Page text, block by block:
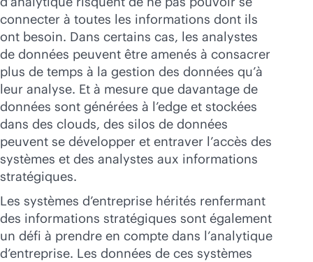
connecter à toutes les informations dont ils
ont besoin. Dans certains cas, les analystes
de données peuvent être amenés à consacrer
plus de temps à la gestion des données qu’à
leur analyse. Et à mesure que davantage de
données sont générées à l’edge et stockées
dans des clouds, des silos de données
peuvent se développer et entraver l’accès des
systèmes et des analystes aux informations
stratégiques.
Les systèmes d’entreprise hérités renfermant
des informations stratégiques sont également
un défi à prendre en compte dans l’analytique
d’entreprise. Les données de ces systèmes